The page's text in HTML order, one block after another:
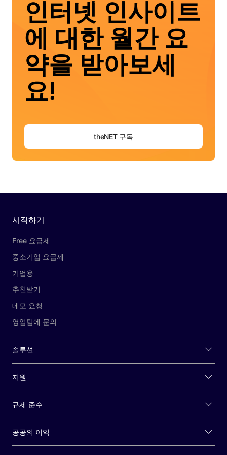
인터넷 인사이트
에 대한 월간 요
약을 받아보세
요!
theNET 구독
시작하기
Free 요금제
중소기업 요금제
기업용
추천받기
데모 요청
영업팀에 문의
솔루션
지원
규제 준수
공공의 이익